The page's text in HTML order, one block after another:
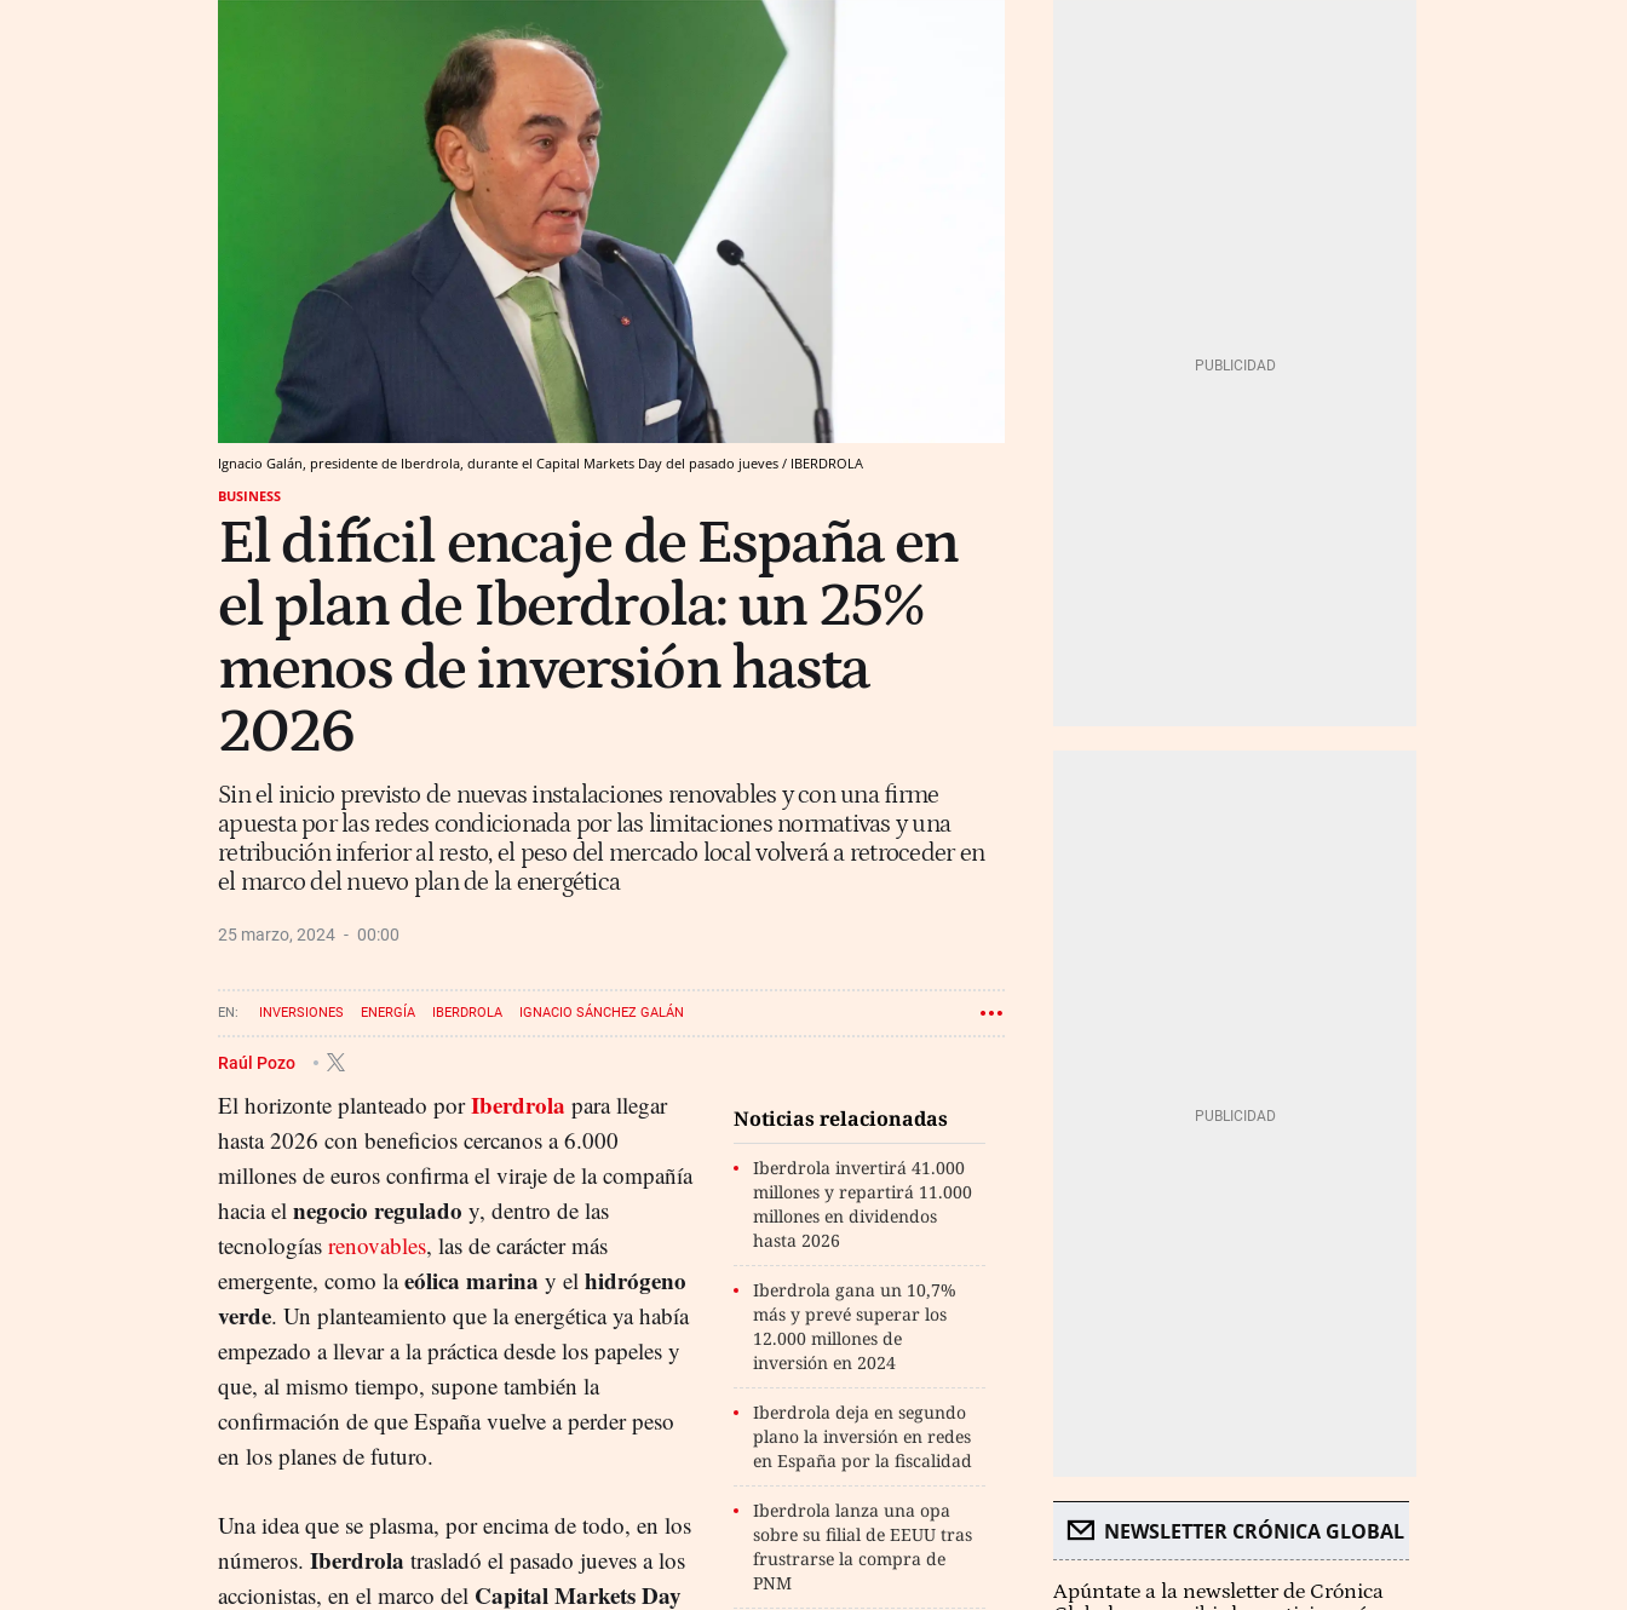
Ignacio Galán, presidente de Iberdrola, durante el Capital Markets Day del pasado jueves / IBERDROLA
BUSINESS
El difícil encaje de España en
el plan de Iberdrola: un 25%
menos de inversión hasta
2026
Sin el inicio previsto de nuevas instalaciones renovables y con una firme
apuesta por las redes condicionada por las limitaciones normativas y una
retribución inferior al resto, el peso del mercado local volverá a retroceder en
el marco del nuevo plan de la energética
25 marzo, 2024 00:00
INVERSIONES ENERGÍA IBERDROLA IGNACIO SÁNCHEZ GALÁN
Raúl Pozo
Noticias relacionadas
Iberdrola invertirá 41.000
millones y repartirá 11.000
millones en dividendos
hasta 2026
Iberdrola gana un 10,7%
más y prevé superar los
12.000 millones de
inversión en 2024
Iberdrola deja en segundo
plano la inversión en redes
en España por la fiscalidad
Iberdrola lanza una opa
sobre su filial de EEUU tras
frustrarse la compra de
PNM
El horizonte planteado porIberdrola para llegar
hasta 2026 con beneficios cercanos a 6.000
millones de euros confirma el viraje de la compañía
hacia el negocio regulado y, dentro de las
tecnologías renovables, las de carácter más
emergente, como laeólica marina y el hidrógeno
verde. Un planteamiento que la energética ya había
empezado a llevar a la práctica desde los papeles y
que, al mismo tiempo, supone también la
confirmación de que España vuelve a perder peso
en los planes de futuro.
Una idea que se plasma, por encima de todo, en los
números. Iberdrola trasladó el pasado jueves a los
accionistas, en el marco del Capital Markets Day
NEWSLETTER CRÓNICA GLOBAL
Apúntate a la newsletter de Crónica